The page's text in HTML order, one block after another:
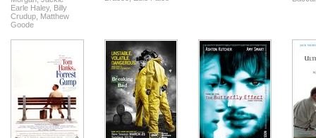
Earle Haley, Billy
Crudup Matthew
Goode